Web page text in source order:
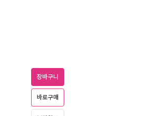
장바구니
바로구매